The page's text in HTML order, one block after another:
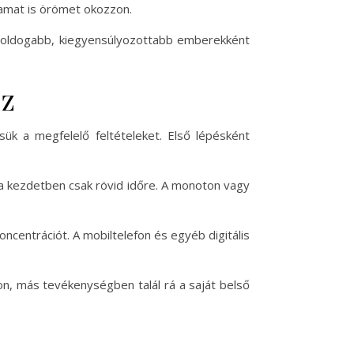
is örömet okozzon.
kiegyensúlyozottabb emberekként
a megfelelő feltételeket. Első lépésként
kezdetben csak rövid időre. A monoton vagy
A mobiltelefon és egyéb digitális
más tevékenységben talál rá a saját belső